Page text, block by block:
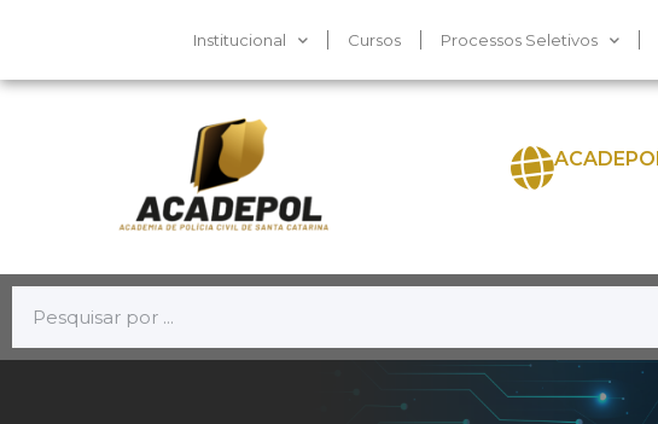
Institucional Cursos Processos Seletivos